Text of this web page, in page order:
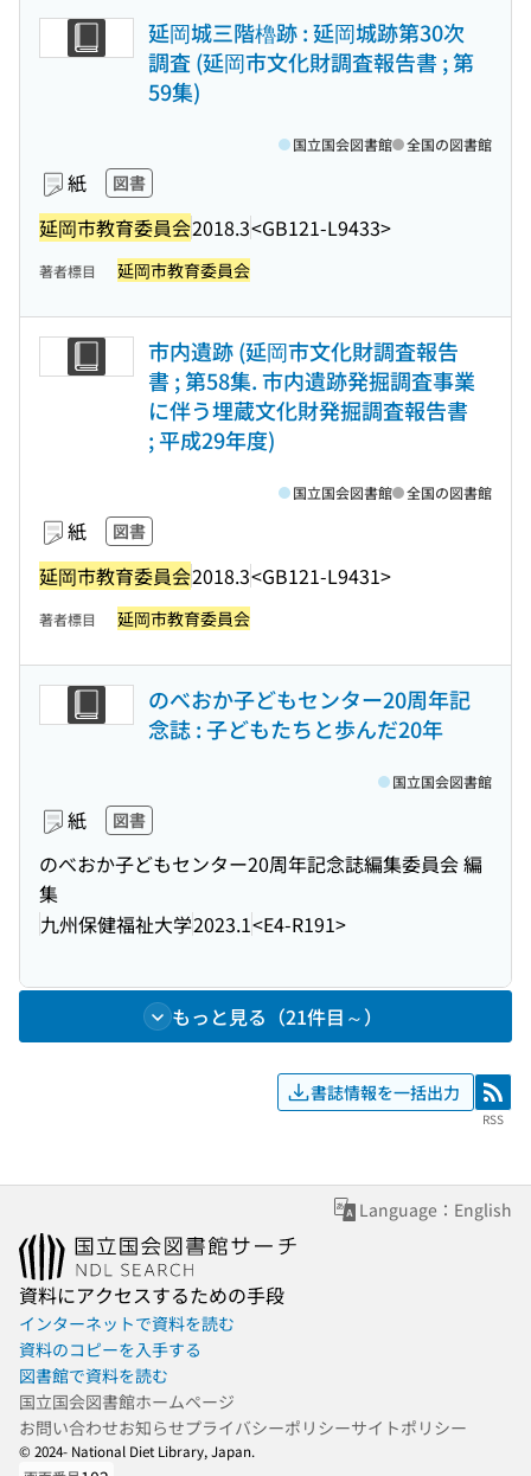
延岡城三階櫓跡 : 延岡城跡第30次
調査 (延岡市文化財調査報告書 ; 第
59集)
紙 図書
延岡市教育委員会2018.3<GB121-L9433>
国立国会図書館 全国の図書館
著者標目 延岡市教育委員会
市内遺跡 (延岡市文化財調査報告
書 ; 第58集. 市内遺跡発掘調査事業
に伴う埋蔵文化財発掘調査報告書
; 平成29年度)
紙 図書
延岡市教育委員会2018.3<GB121-L9431>
国立国会図書館 全国の図書館
著者標目 延岡市教育委員会
のべおか子どもセンター20周年記
念誌 : 子どもたちと歩んだ20年
紙 図書
のべおか子どもセンター20周年記念誌編集委員会 編
集
九州保健福祉大学2023.1<E4-R191>
国立国会図書館
もっと見る（21件目～）
書誌情報を一括出力 RSS
RSS
Language：English
資料にアクセスするための手段
インターネットで資料を読む
資料のコピーを入手する
図書館で資料を読む
国立国会図書館ホームページ
お問い合わせお知らせプライバシーポリシーサイトポリシー
© 2024- National Diet Library, Japan.